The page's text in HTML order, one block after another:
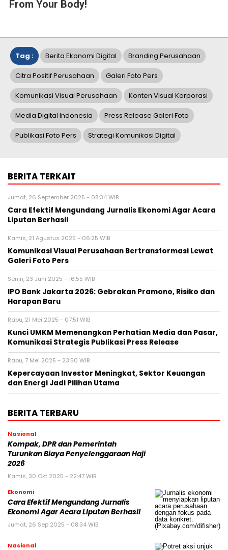
From Your Body!
Tag : Berita Ekonomi Digital Branding Perusahaan
Citra Positif Perusahaan Galeri Foto Pers
Komunikasi Visual Perusahaan Konten Visual Korporasi
Media Digital Indonesia Press Release Galeri Foto
Publikasi Foto Pers Strategi Komunikasi Digital
BERITA TERKAIT
Jumat, 26 September 2025 - 08:34 WIB
Cara Efektif Mengundang Jurnalis Ekonomi Agar Acara
Liputan Berhasil
Kamis, 21 Agustus 2025 - 06:25 WIB
Komunikasi Visual Perusahaan Bertransformasi Lewat
Galeri Foto Pers
Senin, 23 Juni 2025 - 16:55 WIB
IPO Bank Jakarta 2026: Gebrakan Pramono, Risiko dan
Harapan Baru
Rabu, 21 Mei 2025 - 07:51 WIB
Kunci UMKM Memenangkan Perhatian Media dan Pasar,
Komunikasi Strategis Publikasi Press Release
Rabu, 7 Mei 2025 - 23:50 WIB
Kepercayaan Investor Meningkat, Sektor Keuangan
dan Energi Jadi Pilihan Utama
BERITA TERBARU
Nasional
Kompak, DPR dan Pemerintah
Turunkan Biaya Penyelenggaraan Haji
2026
Kamis, 30 Okt 2025 - 22:47 WIB
Ekonomi
Cara Efektif Mengundang Jurnalis
Ekonomi Agar Acara Liputan Berhasil
Jumat, 26 Sep 2025 - 08:34 WIB
Nasional